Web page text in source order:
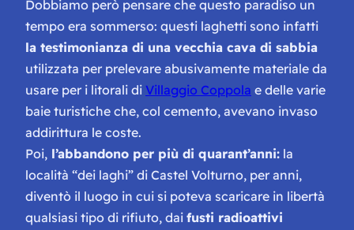
Dobbiamo però pensare che questo paradiso un
tempo era sommerso: questi laghetti sono infatti
la testimonianza di una vecchia cava di sabbia
utilizzata per prelevare abusivamente materiale da
usare per i litorali di Villaggio Coppola e delle varie
baie turistiche che, col cemento, avevano invaso
addirittura le coste.
Poi, l’abbandono per più di quarant’anni: la
località “dei laghi” di Castel Volturno, per anni,
diventò il luogo in cui si poteva scaricare in libertà
qualsiasi tipo di rifiuto, dai fusti radioattivi